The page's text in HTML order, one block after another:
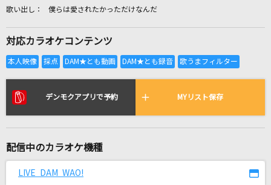
全国りれき
リアルタイムで歌われている曲の一覧
Love Sick
僕らは愛されたかっただけなんだ
対応カラオケコンテンツ
デンモクアプリで予約 MYリスト保存
配信中のカラオケ機種
LIVE DAM WAO!